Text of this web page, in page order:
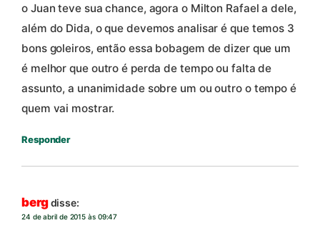
o Juan teve sua chance, agora o Milton Rafael a dele,
além do Dida, o que devemos analisar é que temos 3
bons goleiros, então essa bobagem de dizer que um
é melhor que outro é perda de tempo ou falta de
assunto, a unanimidade sobre um ou outro o tempo é
quem vai mostrar.
Responder
bergdisse:
24 de abril de 2015 às 09:47